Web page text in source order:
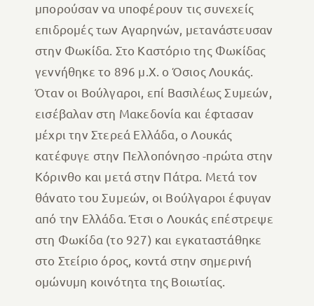
μπορούσαν να υποφέρουν τις συνεχείς
επιδρομές των Αγαρηνών, μετανάστευσαν
στην Φωκίδα. Στο Καστόριο της Φωκίδας
γεννήθηκε το 896 μ.Χ. ο Όσιος Λουκάς.
Όταν οι Βούλγαροι, επί Βασιλέως Συμεών,
εισέβαλαν στη Μακεδονία και έφτασαν
μέχρι την Στερεά Ελλάδα, ο Λουκάς
κατέφυγε στην Πελλοπόνησο -πρώτα στην
Κόρινθο και μετά στην Πάτρα. Μετά τον
θάνατο του Συμεών, οι Βούλγαροι έφυγαν
από την Ελλάδα. Έτσι ο Λουκάς επέστρεψε
στη Φωκίδα (το 927) και εγκαταστάθηκε
στο Στείριο όρος, κοντά στην σημερινή
ομώνυμη κοινότητα της Βοιωτίας.